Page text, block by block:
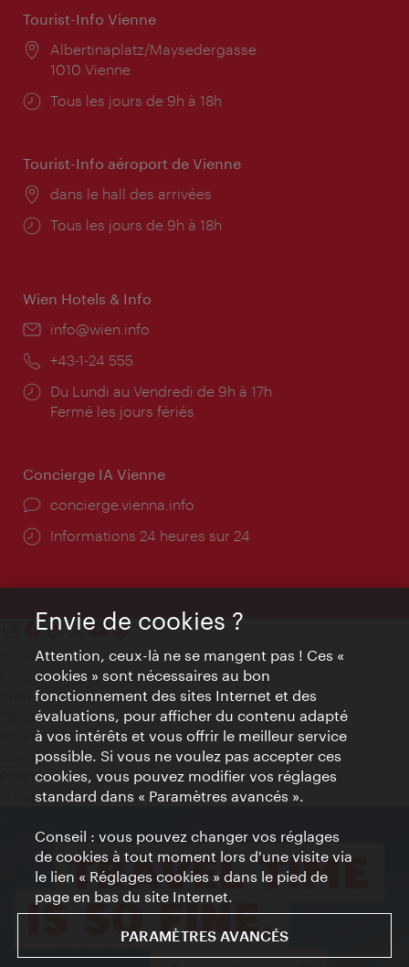
Tourist-Info Vienne
Lieu:
Albertinaplatz/Maysedergasse
1010 Vienne
Horaires
Tous les jours de 9h à 18h
Tourist-Info aéroport de Vienne
Lieu:
dans le hall des arrivées
Horaires
Tous les jours de 9h à 18h
Wien Hotels & Info
E-
info@wien.info
Téléphone:
+43-1-24 555
Horaires
d'ouverture:
Du Lundi au Vendredi de 9h à 17h
Fermé les jours fériés
Concierge IA Vienne
Ort:
concierge.vienna.info
Öffnungszeiten:
Informations 24 heures sur 24
Contact
Mentions obligatoires
Charte sur le respect de la vie privée
Terms of Use
Accessibilité
Contact presse
Paramètres de cookies
© Copyright WienTourismus
Envie de cookies ?
Attention, ceux-là ne se mangent pas ! Ces «
cookies » sont nécessaires au bon
fonctionnement des sites Internet et des
évaluations, pour afficher du contenu adapté
à vos intérêts et vous offrir le meilleur service
possible. Si vous ne voulez pas accepter ces
cookies, vous pouvez modifier vos réglages
standard dans « Paramètres avancés ».
Conseil : vous pouvez changer vos réglages
de cookies à tout moment lors d'une visite via
le lien « Réglages cookies » dans le pied de
page en bas du site Internet.
PARAMÈTRES AVANCÉS